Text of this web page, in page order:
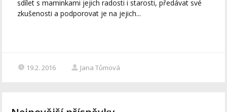
sdílet s maminkami jejich radosti i starosti, předávat své
zkušenosti a podporovat je na jejich...
19.2. 2016 Jana Tůmová